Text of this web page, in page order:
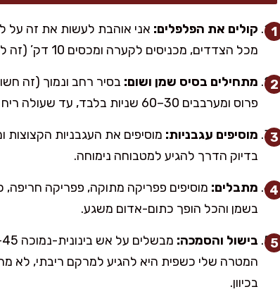
קולים את הפלפלים: אני אוהבת לעשות את זה על
מכל הצדדים, מכניסים לקערה ומכסים 10 דק’ (זה לא זמן הכנה פעיל) ואז מקלפים, מנקים גרעינים וחותכים לרצועות.
מתחילים בסיס שמן ושום: בסיר רחב ונמוך (זה
פרוס ומערבבים 30–60 שניות בלבד, עד שעולה ריח מדהים – לא להשחים, כי אז זה מריר.
מוסיפים עגבניות: מוסיפים את העגבניות הקצוצות
בדיוק הדרך להגיע למטבוחה נימוחה.
מתבלים: מוסיפים פפריקה מתוקה, פפריקה חריפה,
בשמן והכל הופך כתום-אדום משגע.
בישול והסמכה:
המטרה שלי כשפית היא להגיע למרקם ריבתי, לא
בכיוון.